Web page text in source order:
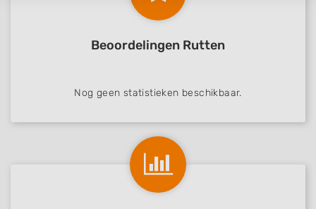
Beoordelingen Rutten
Nog geen statistieken beschikbaar.